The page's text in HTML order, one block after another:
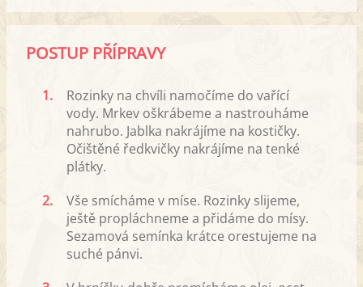
POSTUP PŘÍPRAVY
1.
Rozinky na chvíli namočíme do vařící
vody. Mrkev oškrábeme a nastrouháme
nahrubo. Jablka nakrájíme na kostičky.
Očištěné ředkvičky nakrájíme na tenké
plátky.
2.
Vše smícháme v míse. Rozinky slijeme,
ještě propláchneme a přidáme do mísy.
Sezamová semínka krátce orestujeme na
suché pánvi.